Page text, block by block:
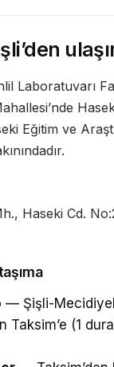
Laboratuvarı
Eğitim ve
Haseki Cd.
— Şişli-
Taksim’e (1